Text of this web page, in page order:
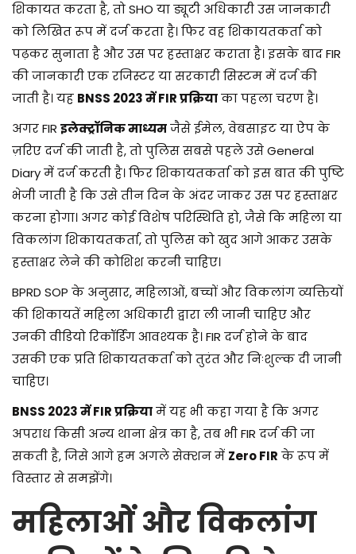
शिकायत करता है, तो SHO या ड्यूटी अधिकारी उस जानकारी
को लिखित रूप में दर्ज करता है। फिर वह शिकायतकर्ता को
पढ़कर सुनाता है और उस पर हस्ताक्षर कराता है। इसके बाद FIR
की जानकारी एक रजिस्टर या सरकारी सिस्टम में दर्ज की
जाती है। यह BNSS 2023 में FIR प्रक्रियाका पहला चरण है।
अगर FIR इलेक्ट्रॉनिक माध्यमजैसे ईमेल, वेबसाइट या ऐप के
ज़रिए दर्ज की जाती है, तो पुलिस सबसे पहले उसे General
Diary में दर्ज करती है। फिर शिकायतकर्ता को इस बात की पुष्टि
भेजी जाती है कि उसे तीन दिन के अंदर जाकर उस पर हस्ताक्षर
करना होगा। अगर कोई विशेष परिस्थिति हो, जैसे कि महिला या
विकलांग शिकायतकर्ता, तो पुलिस को खुद आगे आकर उसके
हस्ताक्षर लेने की कोशिश करनी चाहिए।
BPRD SOP के अनुसार, महिलाओं, बच्चों और विकलांग व्यक्तियों
की शिकायतें महिला अधिकारी द्वारा ली जानी चाहिए और
उनकी वीडियो रिकॉर्डिंग आवश्यक है। FIR दर्ज होने के बाद
उसकी एक प्रति शिकायतकर्ता को तुरंत और निःशुल्क दी जानी
चाहिए।
BNSS 2023 में FIR प्रक्रियामें यह भी कहा गया है कि अगर
अपराध किसी अन्य थाना क्षेत्र का है, तब भी FIR दर्ज की जा
सकती है, जिसे आगे हम अगले सेक्शन में Zero FIR के रूप में
विस्तार से समझेंगे।
महिलाओं और विकलांग